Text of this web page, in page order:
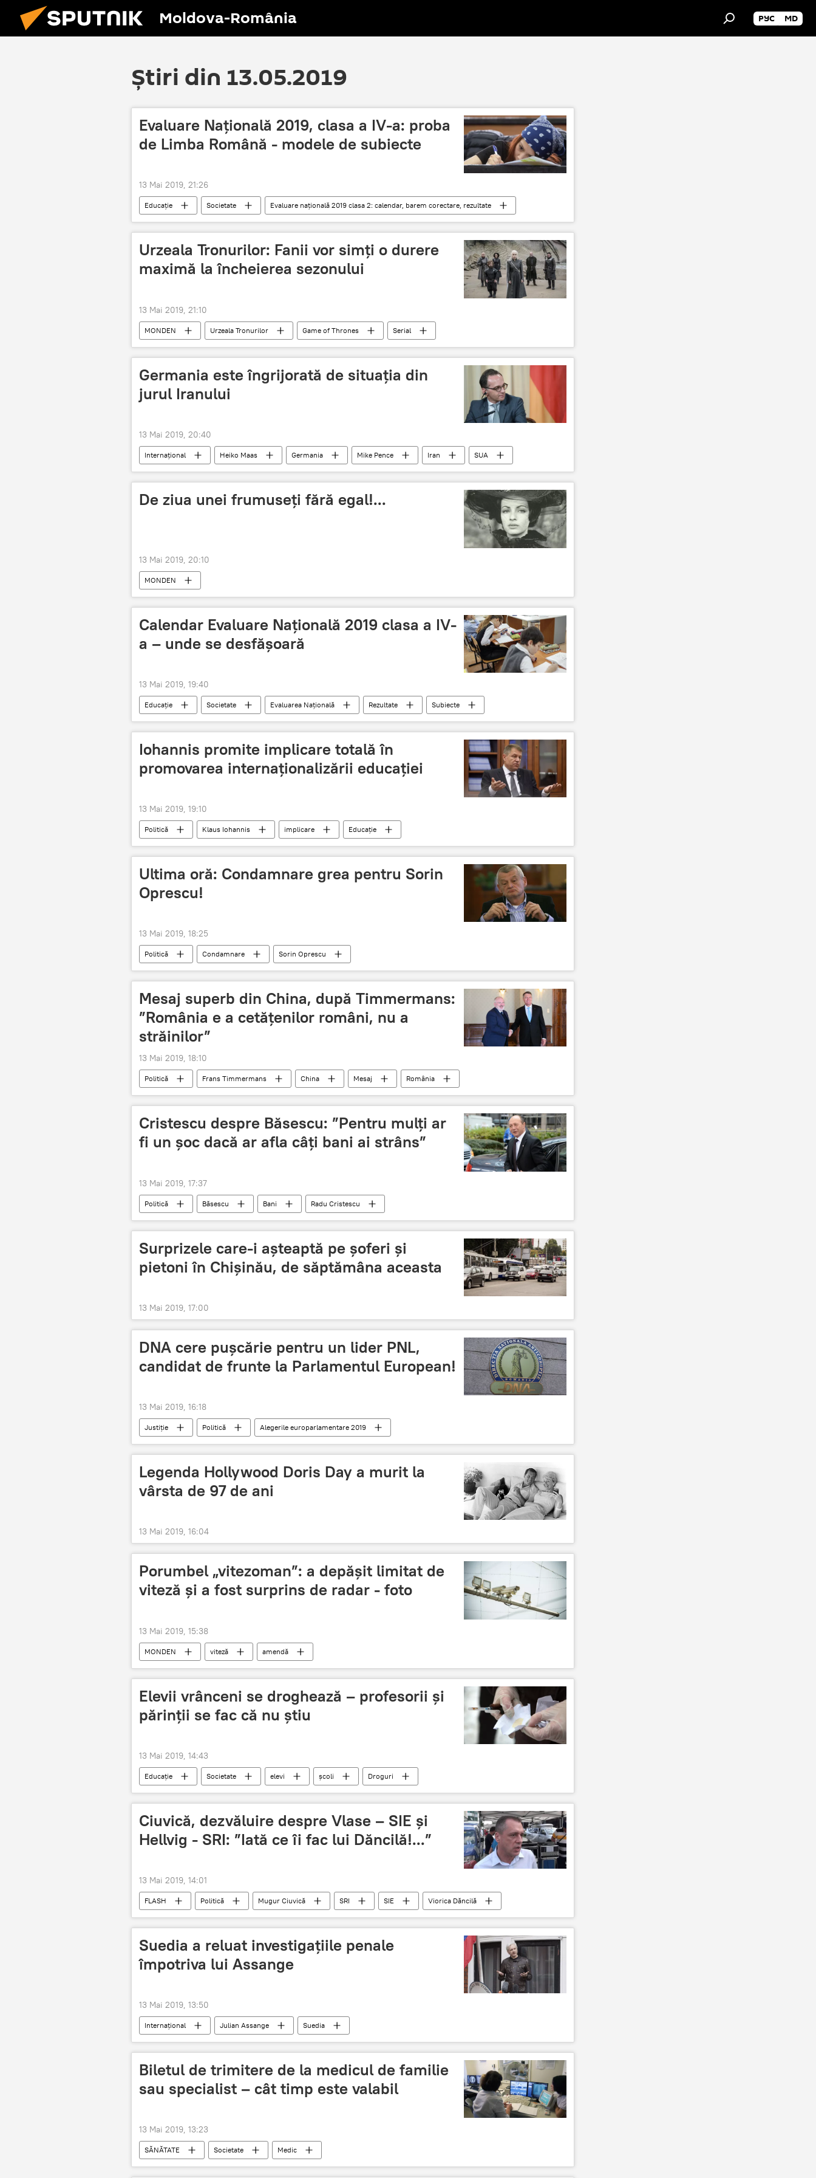
Moldova-România РУС MD
Știri din 13.05.2019
Evaluare Națională 2019, clasa a IV-a: proba
de Limba Română - modele de subiecte
13 Mai 2019, 21:26
Educație Societate
Evaluare națională 2019 clasa 2: calendar, barem corectare, rezultate
Evaluare Națională 2019: calendar, subiecte, rezultate
Urzeala Tronurilor: Fanii vor simți o durere
maximă la încheierea sezonului
13 Mai 2019, 21:10
MONDEN Urzeala Tronurilor Game of Thrones Serial
Germania este îngrijorată de situația din
jurul Iranului
13 Mai 2019, 20:40
Internaţional Heiko Maas Germania Mike Pence Iran
SUA
acordul nuclear
acordul nuclear cu iranul
De ziua unei frumuseți fără egal!...
13 Mai 2019, 20:10
MONDEN
Calendar Evaluare Națională 2019 clasa a IV-
a – unde se desfășoară
13 Mai 2019, 19:40
Educație Societate Evaluarea Naţională Rezultate
Subiecte
Evaluare Națională 2019: calendar, subiecte, rezultate
Iohannis promite implicare totală în
promovarea internaționalizării educației
13 Mai 2019, 19:10
Politică Klaus Iohannis implicare Educație
Ultima oră: Condamnare grea pentru Sorin
Oprescu!
13 Mai 2019, 18:25
Politică Condamnare Sorin Oprescu
Mesaj superb din China, după Timmermans:
”România e a cetăţenilor români, nu a
străinilor”
13 Mai 2019, 18:10
Politică Frans Timmermans China Mesaj România
Cristescu despre Băsescu: ”Pentru mulți ar
fi un șoc dacă ar afla câți bani ai strâns”
13 Mai 2019, 17:37
Politică Băsescu Bani Radu Cristescu
Surprizele care-i așteaptă pe șoferi și
pietoni în Chișinău, de săptămâna aceasta
13 Mai 2019, 17:00
DNA cere pușcărie pentru un lider PNL,
candidat de frunte la Parlamentul European!
13 Mai 2019, 16:18
Justiție Politică Alegerile europarlamentare 2019
Legenda Hollywood Doris Day a murit la
vârsta de 97 de ani
13 Mai 2019, 16:04
Porumbel „vitezoman”: a depășit limitat de
viteză și a fost surprins de radar - foto
13 Mai 2019, 15:38
MONDEN viteză amendă
Elevii vrânceni se droghează – profesorii și
părinții se fac că nu știu
13 Mai 2019, 14:43
Educație Societate elevi școli Droguri
Ciuvică, dezvăluire despre Vlase – SIE și
Hellvig - SRI: ”Iată ce îi fac lui Dăncilă!...”
13 Mai 2019, 14:01
FLASH Politică Mugur Ciuvică SRI SIE
Viorica Dăncilă
Eduard Hellvig
Gabriel Vlase
Suedia a reluat investigațiile penale
împotriva lui Assange
13 Mai 2019, 13:50
Internaţional Julian Assange
Suedia
Arestarea lui Julian Assange, fondatorul WikiLeaks
Biletul de trimitere de la medicul de familie
sau specialist – cât timp este valabil
13 Mai 2019, 13:23
SĂNĂTATE Societate Medic